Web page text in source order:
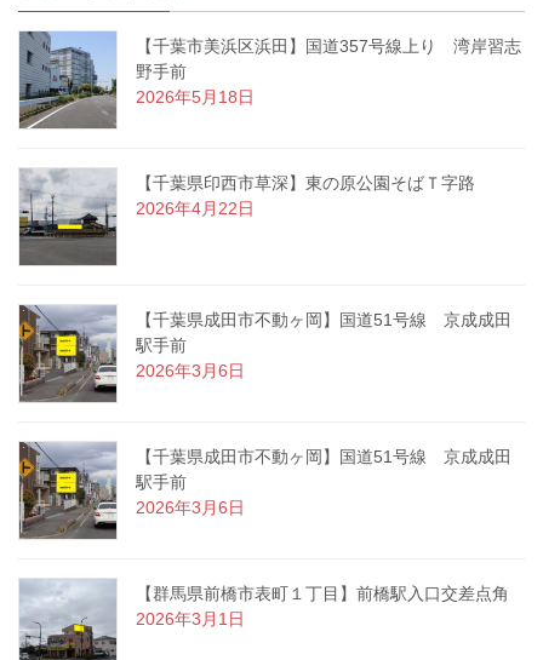
【千葉市美浜区浜田】国道357号線上り 湾岸習志
野手前
2026年5月18日
【千葉県印西市草深】東の原公園そばＴ字路
2026年4月22日
【千葉県成田市不動ヶ岡】国道51号線 京成成田
駅手前
2026年3月6日
【千葉県成田市不動ヶ岡】国道51号線 京成成田
駅手前
2026年3月6日
【群馬県前橋市表町１丁目】前橋駅入口交差点角
2026年3月1日